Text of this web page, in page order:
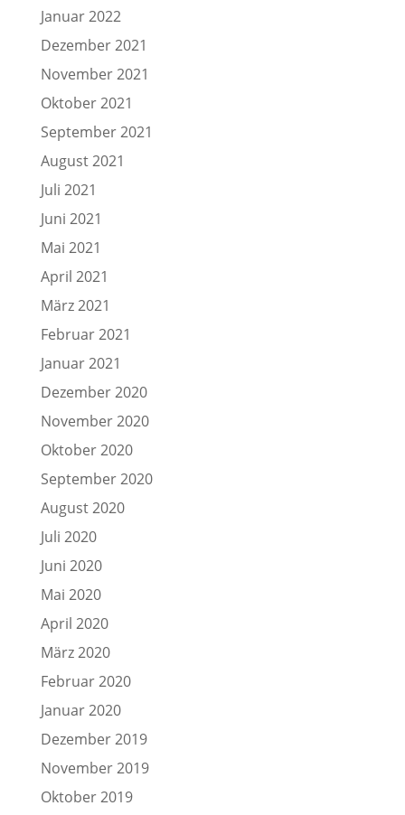
Januar 2022
Dezember 2021
November 2021
Oktober 2021
September 2021
August 2021
Juli 2021
Juni 2021
Mai 2021
April 2021
März 2021
Februar 2021
Januar 2021
Dezember 2020
November 2020
Oktober 2020
September 2020
August 2020
Juli 2020
Juni 2020
Mai 2020
April 2020
März 2020
Februar 2020
Januar 2020
Dezember 2019
November 2019
Oktober 2019